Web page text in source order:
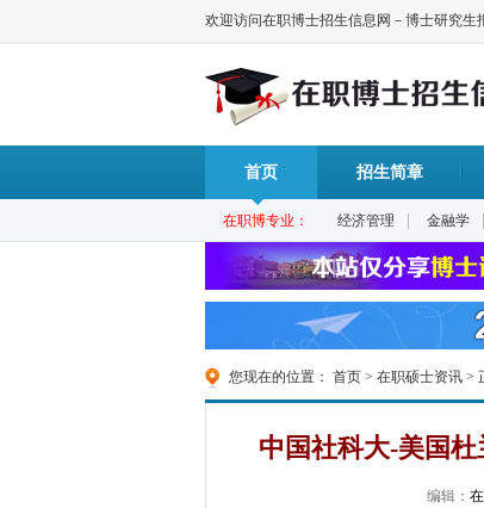
欢迎访问在职博士招生信息网－博士研究生
首页
在职博专业： 经济管理 金融学
招生简章
您现在的位置： 首页 > 在职硕士资讯 >
中国社科大-美国
编辑：